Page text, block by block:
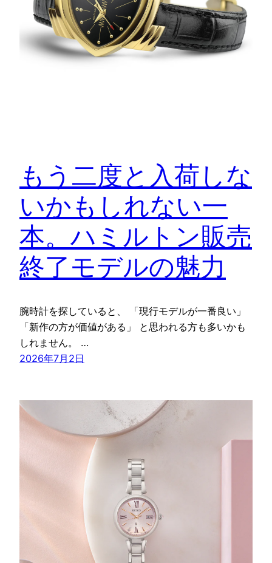
もう二度と入荷しな
いかもしれない一
本。ハミルトン販売
終了モデルの魅力
腕時計を探していると、 「現行モデルが一番良い」
「新作の方が価値がある」 と思われる方も多いかも
しれません。 …
2026年7月2日